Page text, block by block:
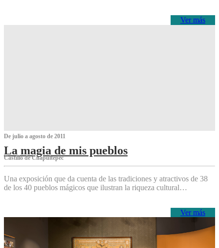
Ver más
De julio a agosto de 2011
La magia de mis pueblos
Castillo de Chapultepec
Una exposición que da cuenta de las tradiciones y atractivos de 38
de los 40 pueblos mágicos que ilustran la riqueza cultural…
Ver más